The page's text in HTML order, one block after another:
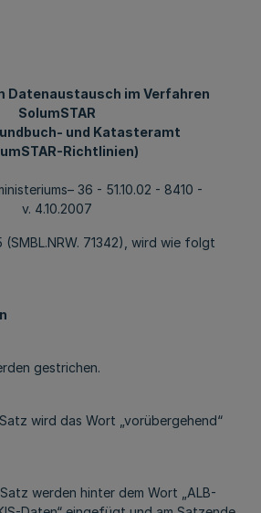
Datenaustausch im Verfahren
SolumSTAR
und Katasteramt
Richtlinien)
36 - 51.10.02 - 8410 -
v. 4.10.2007
(SMBL.NRW. 71342), wird wie folgt
gestrichen.
wird das Wort „vorübergehend“
werden hinter dem Wort „ALB-